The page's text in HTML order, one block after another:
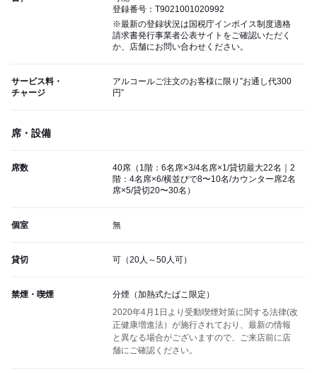
登録番号：T9021001020992
※最新の登録状況は国税庁インボイス制度適格
請求書発行事業者公表サイトをご確認いただく
か、店舗にお問い合わせください。
サービス料・
チャージ
アルコールご注文のお客様に限り”お通し代300
円”
席・設備
席数
40席（1階：6名席×3/4名席×1/貸切最大22名｜2
階：4名席×6/横並びで8〜10名/カウンター席2名
席×5/貸切20〜30名）
個室 無
貸切 可（20人～50人可）
禁煙・喫煙
分煙（加熱式たばこ限定）
2020年4月1日より受動喫煙対策に関する法律(改
正健康増進法）が施行されており、最新の情報
と異なる場合がございますので、ご来店前に店
舗にご確認ください。